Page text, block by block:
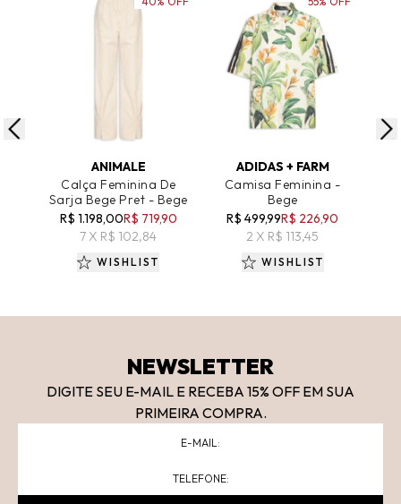
ADICIONAR AO CARRINHO
ANIMALE
Calça Feminina De
Sarja Bege Pret - Bege
R$ 1.198,00R$ 719,90
7 X R$ 102,84
WISHLIST
ADIDAS + FARM
Camisa Feminina -
Bege
R$ 499,99R$ 226,90
2 X R$ 113,45
WISHLIST
NEWSLETTER
DIGITE SEU E-MAIL E RECEBA 15% OFF EM SUA
PRIMEIRA COMPRA.